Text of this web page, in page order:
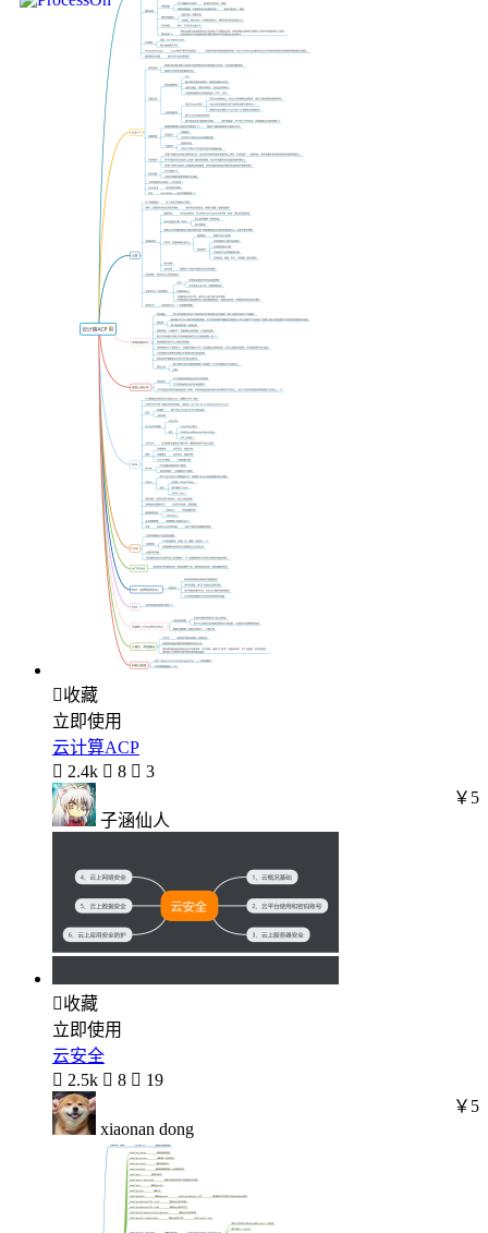
收藏
立即使用
云计算ACP
 2.4k  8  3
子涵仙人
￥5
收藏
立即使用
云安全
 2.5k  8  19
xiaonan dong
￥5